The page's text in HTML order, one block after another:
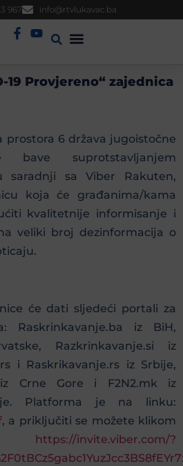
967 info@rtvlukavac.ba
19 Provjereno“ zajednica
prostora 6 država jugoistočne
suprotstavljanjem
saradnji sa Viber Rakuten,
koja će građanima/kama
kvalitetnije informisanje i
veliki broj dezinformacija o
će dati sljedeći portali za
Raskrinkavanje.ba iz BiH,
Razkrinkavanje.si iz
i Raskrikavanje.rs iz Srbije,
iz Crne Gore i F2N2.mk iz
Platforma je na linku:
, a priključiti se možete klikom
https://invite.viber.com/?